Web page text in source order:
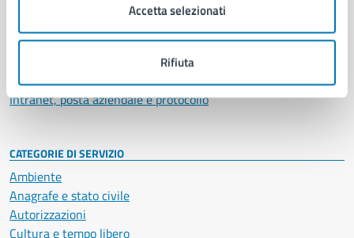
Accetta selezionati
Rifiuta
Politici
Documenti e dati
Intranet, posta aziendale e protocollo
CATEGORIE DI SERVIZIO
Ambiente
Anagrafe e stato civile
Autorizzazioni
Cultura e tempo libero